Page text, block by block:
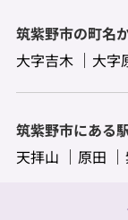
筑紫野市の町名
大字吉木
大字
筑紫野市にある
天拝山
原田